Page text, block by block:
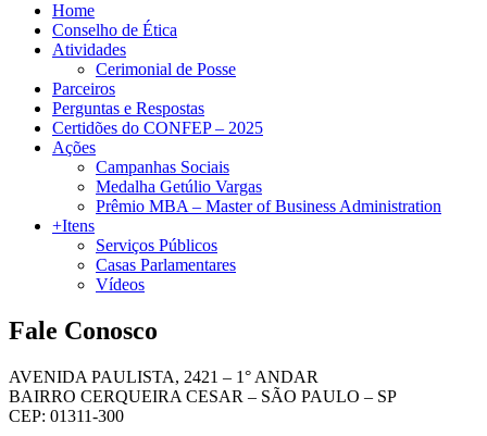
Home
Conselho de Ética
Atividades
Cerimonial de Posse
Parceiros
Perguntas e Respostas
Certidões do CONFEP – 2025
Ações
Campanhas Sociais
Medalha Getúlio Vargas
Prêmio MBA – Master of Business Administration
+Itens
Serviços Públicos
Casas Parlamentares
Vídeos
Fale Conosco
AVENIDA PAULISTA, 2421 – 1° ANDAR
BAIRRO CERQUEIRA CESAR – SÃO PAULO – SP
CEP: 01311-300